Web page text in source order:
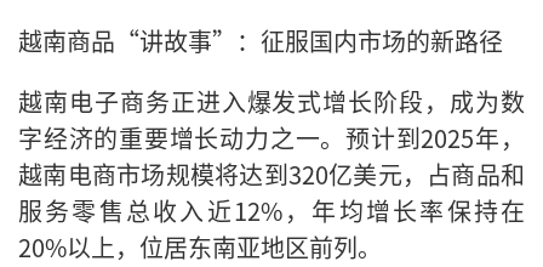
越南商品“讲故事”：征服国内市场的新路径
越南电子商务正进入爆发式增长阶段，成为数
字经济的重要增长动力之一。预计到2025年，
越南电商市场规模将达到320亿美元，占商品和
服务零售总收入近12%，年均增长率保持在
20%以上，位居东南亚地区前列。